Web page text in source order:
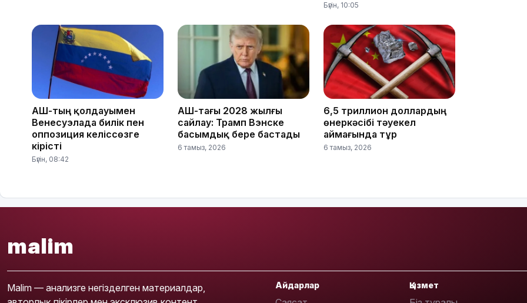
Бүгін, 10:05
АҚШ-тың қолдауымен
Венесуэлада билік пен
оппозиция келіссөзге
кірісті
Бүгін, 08:42
АҚШ-тағы 2028 жылғы
сайлау: Трамп Вэнске
басымдық бере бастады
6 тамыз, 2026
6,5 триллион доллардың
өнеркәсібі тәуекел
аймағында тұр
6 тамыз, 2026
malim
Malim — анализге негізделген материалдар,
Айдарлар Қызмет